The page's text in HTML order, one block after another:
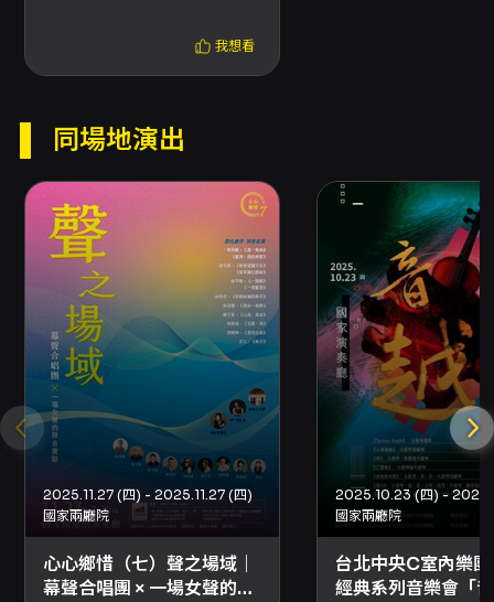
手續費 - 超商取票：7-ELEVEN ibon、全家
FamiPort、萊爾富Life-ET，每張票券需於超商
券。 - 國內郵寄：另收50元郵資。 - 部分場館或
主辦單位提供電子票，請於結帳時確認取票方
規定 - 退票期限：最遲須於演出日10日前（不含
演出日）辦理，逾期恕不受理。 - 退票手續費：
每張退票收取票面售價10%手續費。換票視同退
票，需退票後重新購買。 - 線上退票：若以信用
卡、行動支付或文化幣全額支付購票，請使用
OPENTIX線上退訂單功能辦理；系統每日
23:30-00:00結算期間暫停服務，請留意時間。
- ATM或現金購票之退票須依指定流程上傳存摺
影本等資料，作業時間依系統公告為準；已取紙
本票者可選擇臨櫃退票或郵寄退票辦理，郵寄退
票以郵戳為憑，並請妥善保存掛號收據。 - 若使
用文化幣或點數折抵購票，退票時系統將依規則
優先退還點數與文化幣，並於扣除退票手續費後
辦理；若抵用之文化幣或點數已逾使用效期，將
無法返還或展延。 - 優惠組合或套票退票需依該
優惠／套票之規則整套辦理，部分套票或組合不
可單張退票。 其他注意事項 - 演出時同步錄影
我想看
同場地演出
2025.11.27 (四) - 2025.11.27 (四)
國家兩廳院
心心鄉惜（七）聲之場域｜
幕聲合唱團 × 一場女聲的聲
國家兩廳院
台北中央C室內樂
經典系列音樂會「